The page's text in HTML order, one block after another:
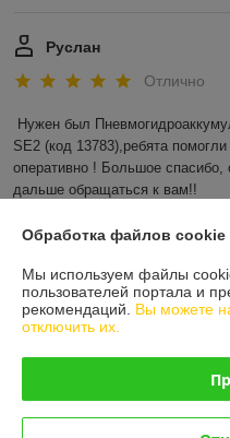
Руслан
Отлично
Нужен был
SE2 (код 13783),ребята
оперативно ! Большое
дальше обращаться к вам!!
Показать
О нас
Контакты
Обработка файлов cookie
Мы используем файлы
пользователей портала и
рекомендаций. Вы можете
отключить их.